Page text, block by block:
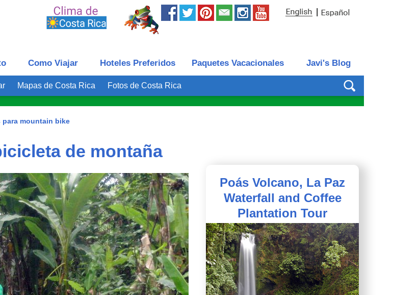
Como Viajar Hoteles Preferidos Paquetes Vacacionales Javi's Blog
Mapas de Costa Rica Fotos de Costa Rica
para mountain bike
de montaña
Poás Volcano, La Paz
Waterfall and Coffee
Plantation Tour